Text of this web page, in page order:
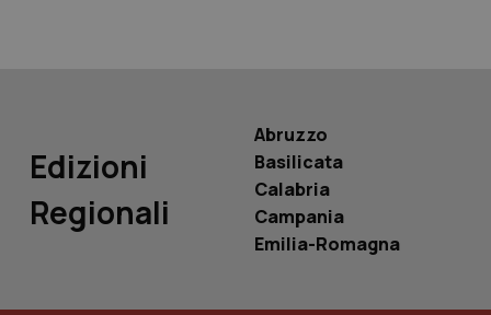
Edizioni
Regionali
Abruzzo
Basilicata
Calabria
Campania
Emilia-Romagna